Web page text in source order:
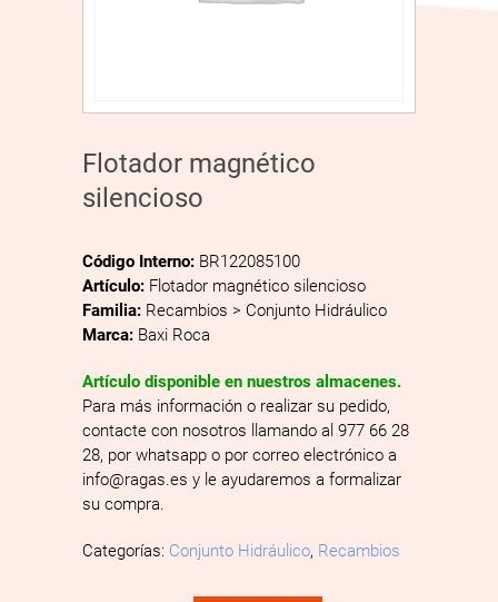
Flotador magnético
silencioso
Código Interno: BR122085100
Artículo: Flotador magnético silencioso
Familia: Recambios > Conjunto Hidráulico
Marca: Baxi Roca
Artículo disponible en nuestros almacenes.
Para más información o realizar su pedido,
contacte con nosotros llamando al 977 66 28
28, por whatsapp o por correo electrónico a
info@ragas.es y le ayudaremos a formalizar
su compra.
Categorías: Conjunto Hidráulico, Recambios